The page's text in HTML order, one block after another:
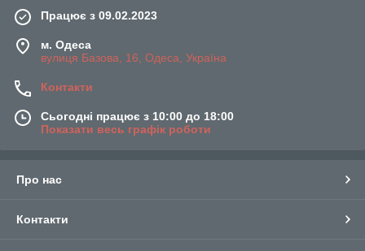
Працює з 09.02.2023
м. Одеса
вулиця Базова, 16, Одеса, Україна
Контакти
Сьогодні працює з 10:00 до 18:00
Показати весь графік роботи
Про нас
Контакти